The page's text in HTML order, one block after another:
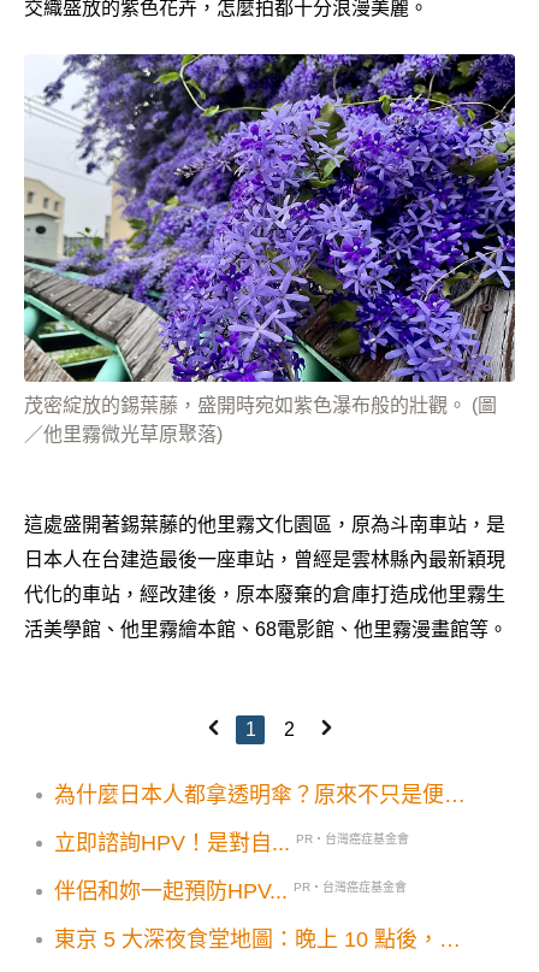
交織盛放的紫色花卉，怎麼拍都十分浪漫美麗。
茂密綻放的錫葉藤，盛開時宛如紫色瀑布般的壯觀。 (圖
／他里霧微光草原聚落)
這處盛開著錫葉藤的他里霧文化園區，原為斗南車站，是
日本人在台建造最後一座車站，曾經是雲林縣內最新穎現
代化的車站，經改建後，原本廢棄的倉庫打造成他里霧生
活美學館、他里霧繪本館、68電影館、他里霧漫畫館等。
1 2
為什麼日本人都拿透明傘？原來不只是便
立即諮詢HPV！是對自...
PR・台灣癌症基金會
伴侶和妳一起預防HPV... PR・台灣癌症基金會
東京 5 大深夜食堂地圖：晚上 10 點後，哪